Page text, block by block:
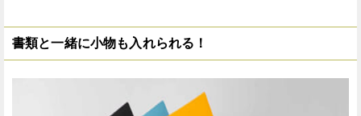
書類と一緒に小物も入れられる！